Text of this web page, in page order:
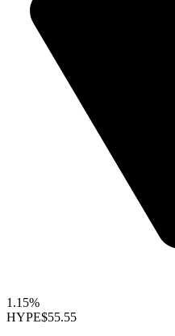
1.15%
HYPE$55.55